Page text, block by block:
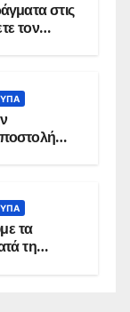
στις
τον
τα
τη